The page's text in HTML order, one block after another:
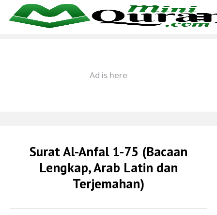
Surat Al-Anfal 1-75 (Bacaan
Lengkap, Arab Latin dan
Terjemahan)